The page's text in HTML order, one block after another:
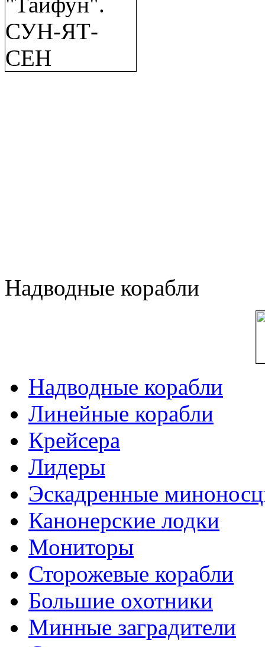
Надводные корабли
Надводные корабли
Линейные корабли
Крейсера
Лидеры
Эскадренные
Канонерские лодки
Мониторы
Сторожевые корабли
Большие охотники
Минные заградители